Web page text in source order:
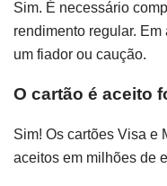
Sim. É necessário
rendimento regular.
um fiador ou caução.
O cartão é aceito
Sim! Os cartões Visa e
aceitos em milhões de